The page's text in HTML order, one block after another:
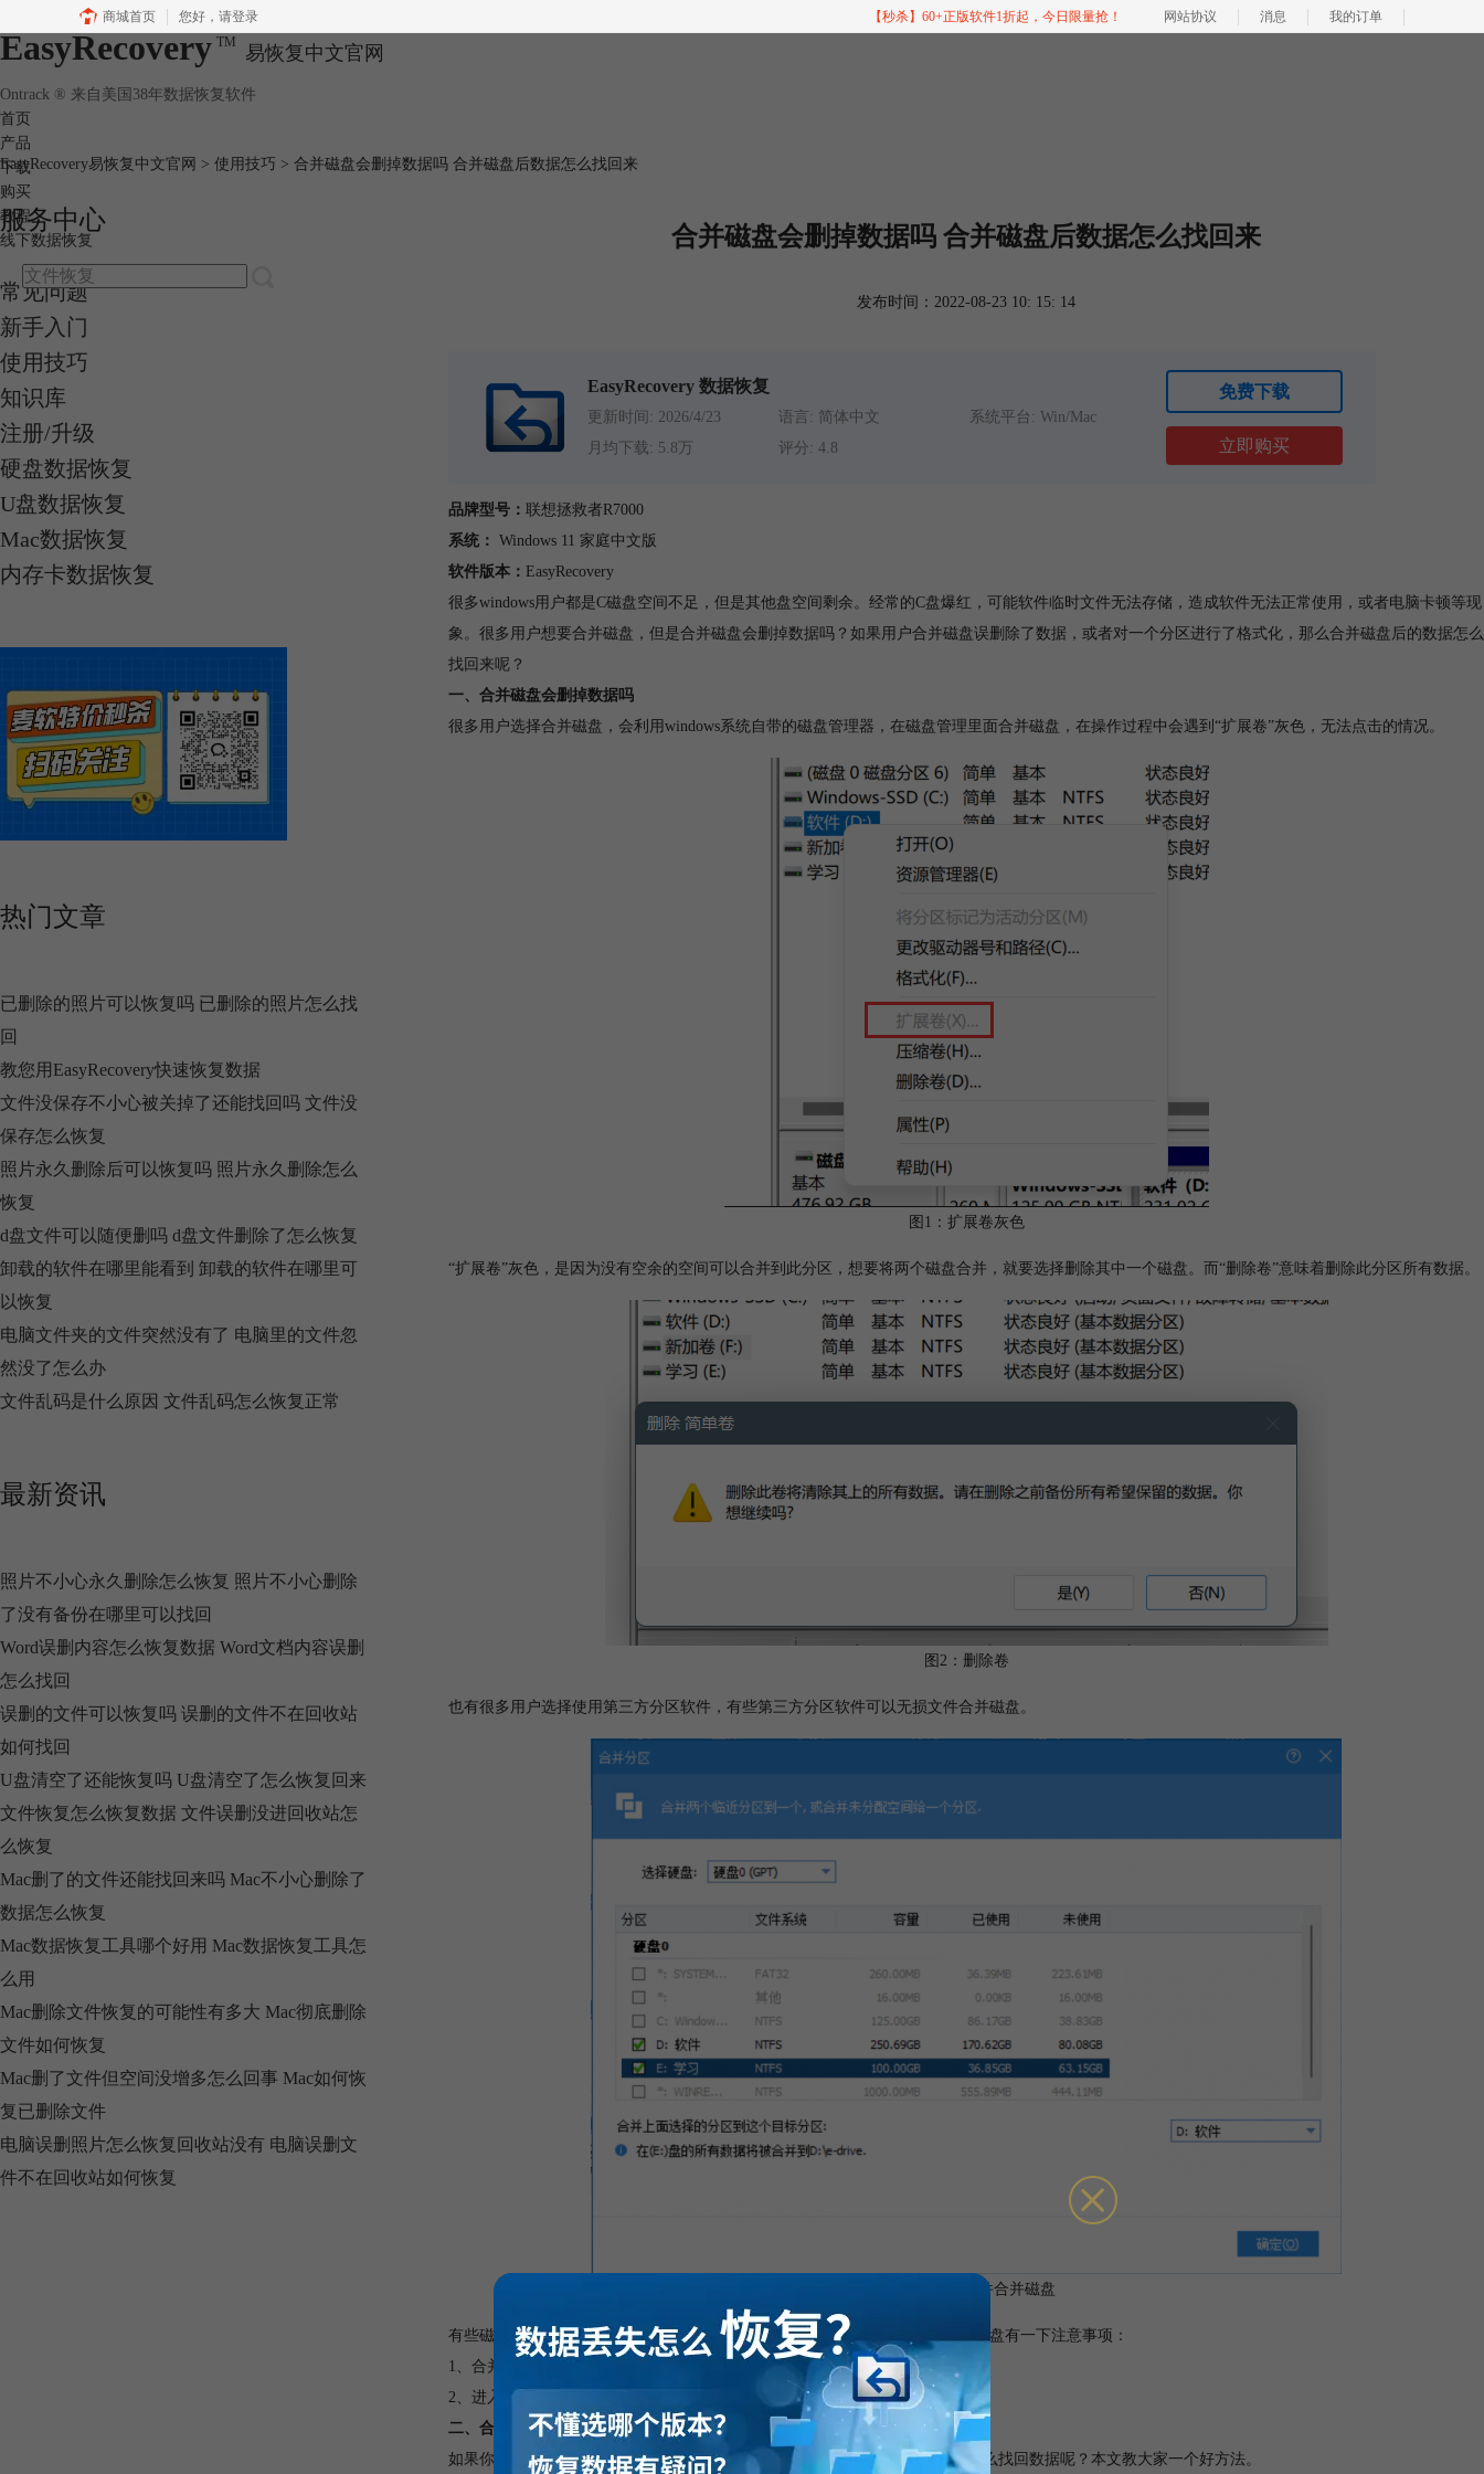
商城首页 您好， 请登录 【秒杀】60+正版软件1折起，今日限量抢！ 网站协议 消息 我的订单
EasyRecovery TM 易恢复中文官网
Ontrack ® 来自美国38年数据恢复软件
首页
产品
下载
购买
教程
线下数据恢复
EasyRecovery易恢复中文官网 > 使用技巧 > 合并磁盘会删掉数据吗 合并磁盘后数据怎么找回来
服务中心
常见问题
新手入门
使用技巧
知识库
注册/升级
硬盘数据恢复
U盘数据恢复
Mac数据恢复
内存卡数据恢复
热门文章
已删除的照片可以恢复吗 已删除的照片怎么找
回
教您用EasyRecovery快速恢复数据
文件没保存不小心被关掉了还能找回吗 文件没
保存怎么恢复
照片永久删除后可以恢复吗 照片永久删除怎么
恢复
d盘文件可以随便删吗 d盘文件删除了怎么恢复
卸载的软件在哪里能看到 卸载的软件在哪里可
以恢复
电脑文件夹的文件突然没有了 电脑里的文件忽
然没了怎么办
文件乱码是什么原因 文件乱码怎么恢复正常
最新资讯
照片不小心永久删除怎么恢复 照片不小心删除
了没有备份在哪里可以找回
Word误删内容怎么恢复数据 Word文档内容误删
怎么找回
误删的文件可以恢复吗 误删的文件不在回收站
如何找回
U盘清空了还能恢复吗 U盘清空了怎么恢复回来
文件恢复怎么恢复数据 文件误删没进回收站怎
么恢复
Mac删了的文件还能找回来吗 Mac不小心删除了
数据怎么恢复
Mac数据恢复工具哪个好用 Mac数据恢复工具怎
么用
Mac删除文件恢复的可能性有多大 Mac彻底删除
文件如何恢复
Mac删了文件但空间没增多怎么回事 Mac如何恢
复已删除文件
电脑误删照片怎么恢复回收站没有 电脑误删文
件不在回收站如何恢复
合并磁盘会删掉数据吗 合并磁盘后数据怎么找回来
发布时间：2022-08-23 10: 15: 14
EasyRecovery 数据恢复
更新时间: 2026/4/23 语言: 简体中文
系统平台: Win/Mac
月均下载: 5.8万
评分: 4.8
免费下载
立即购买
品牌型号： 联想拯救者R7000
系统： Windows 11 家庭中文版
软件版本： EasyRecovery
很多windows用户都是C磁盘空间不足，但是其他盘空间剩余。经常的C盘爆红，可能软件临时文件无法存储，造成软件无法正常使用，或者电脑卡顿等现
象。很多用户想要合并磁盘，但是合并磁盘会删掉数据吗？如果用户合并磁盘误删除了数据，或者对一个分区进行了格式化，那么合并磁盘后的数据怎么
找回来呢？
一、合并磁盘会删掉数据吗
很多用户选择合并磁盘，会利用windows系统自带的磁盘管理器，在磁盘管理里面合并磁盘，在操作过程中会遇到“扩展卷”灰色，无法点击的情况。
图1：扩展卷灰色
“扩展卷”灰色，是因为没有空余的空间可以合并到此分区，想要将两个磁盘合并，就要选择删除其中一个磁盘。而“删除卷”意味着删除此分区所有数据。
图2：删除卷
也有很多用户选择使用第三方分区软件，有些第三方分区软件可以无损文件合并磁盘。
图3：第三方软件合并磁盘
有些磁盘工具合并磁盘并不会删除数据，为了避免合并磁盘后数据丢失，合并磁盘有一下注意事项：
1、合并之前请确保磁盘内没有同名文件或者文件夹。
2、进入pe系统后，请保证电源通常，尤其是台式机，切勿强制断电。
二、合并磁盘后数据怎么找回来
如果你已经使用了windows磁盘管理器合并磁盘，造成了数据丢失，那么应该怎么找回数据呢？本文教大家一个好方法。